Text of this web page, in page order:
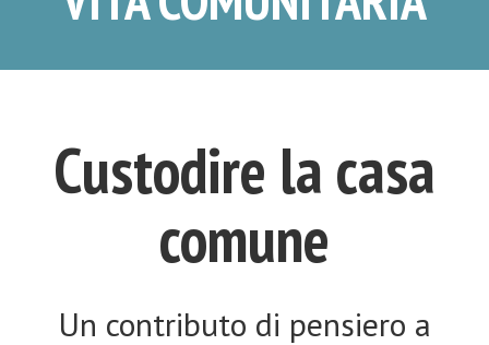
Custodire la casa
comune
Un contributo di pensiero a